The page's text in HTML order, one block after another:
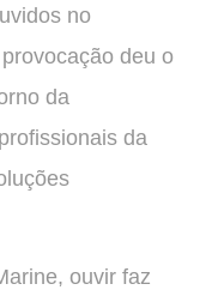
no
deu o
da
da
ouvir faz